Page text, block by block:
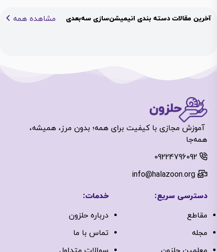
آخرین مقالات دسته بندی انیمیشن‌سازی سه‌بعدی مشاهده همه
آموزش مجازی با کیفیت برای همه؛ بدون مرز، همیشه،
همه‌جا
09224796092
info@halazoon.org
دسترسی سریع:
مقاطع
مجله
خدمات:
درباره‌ حلزون
تماس با ما